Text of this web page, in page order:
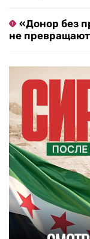
«Донор без
не